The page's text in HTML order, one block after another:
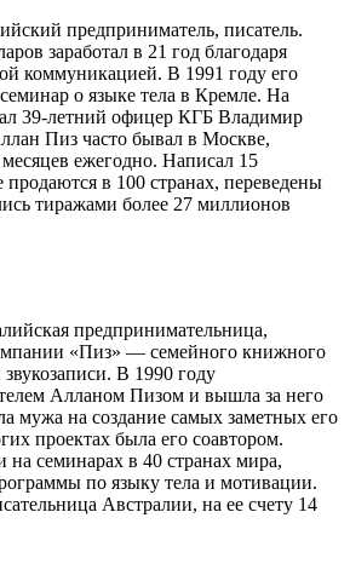
предприниматель, писатель.
заработал в 21 год благодаря
коммуникацией. В 1991 году его
о языке тела в Кремле. На
39-летний офицер КГБ Владимир
Пиз часто бывал в Москве,
ежегодно. Написал 15
продаются в 100 странах, переведены
тиражами более 27 миллионов
предпринимательница,
«Пиз» — семейного книжного
звукозаписи. В 1990 году
Алланом Пизом и вышла за него
мужа на создание самых заметных его
проектах была его соавтором.
семинарах в 40 странах мира,
по языку тела и мотивации.
Австралии, на ее счету 14